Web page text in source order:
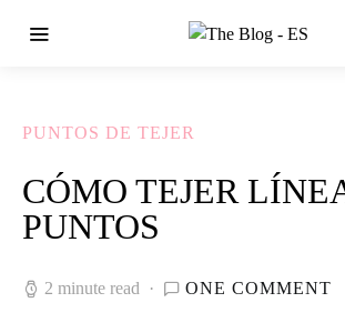
PUNTOS DE TEJER
CÓMO TEJER
PUNTOS
2 minute read ONE COMMENT